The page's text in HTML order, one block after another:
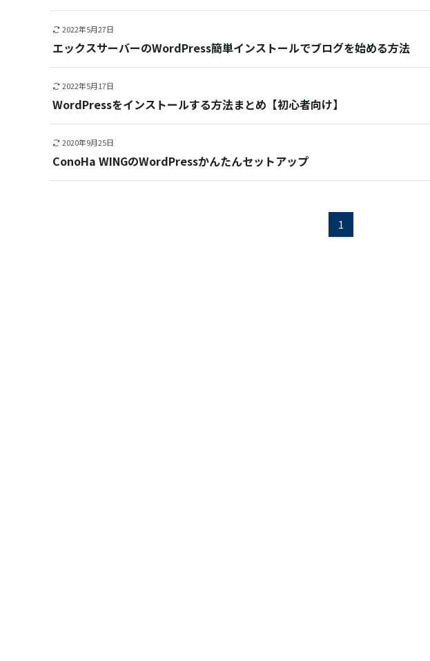
2022年5月27日
エックスサーバーのWordPress簡単インストールでブログを始める方法
2022年5月17日
WordPressをインストールする方法まとめ【初心者向け】
2020年9月25日
ConoHa WINGのWordPressかんたんセットアップ
1